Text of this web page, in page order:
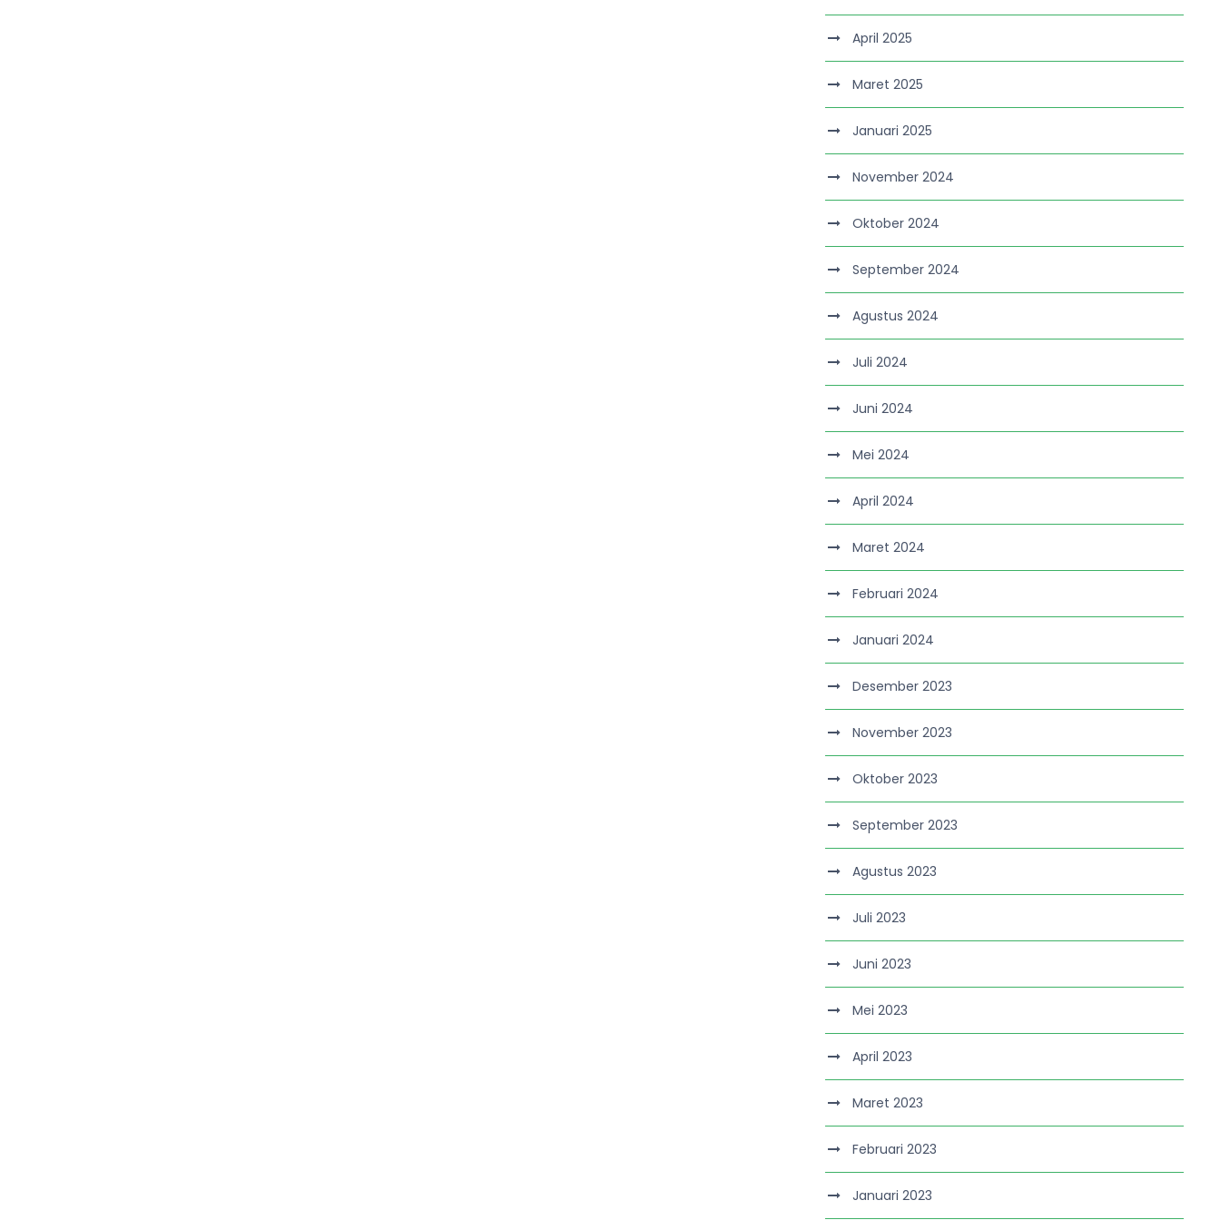
April 2025
Maret 2025
Januari 2025
November 2024
Oktober 2024
September 2024
Agustus 2024
Juli 2024
Juni 2024
Mei 2024
April 2024
Maret 2024
Februari 2024
Januari 2024
Desember 2023
November 2023
Oktober 2023
September 2023
Agustus 2023
Juli 2023
Juni 2023
Mei 2023
April 2023
Maret 2023
Februari 2023
Januari 2023